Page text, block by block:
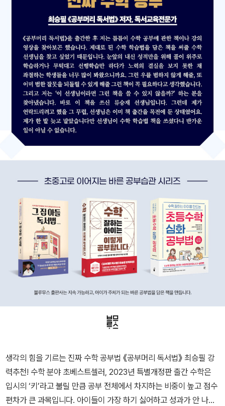
생각의 힘을 기르는 진짜 수학 공부법 《공부머리 독서법》 최승필 강
력추천! 수학 분야 초베스트셀러, 2023년 특별개정판 출간 수학은
입시의 ‘키’라고 불릴 만큼 공부 전체에서 차지하는 비중이 높고 점수
편차가 큰 과목입니다. 아이들이 가장 하기 싫어하고 성과가 안 나는